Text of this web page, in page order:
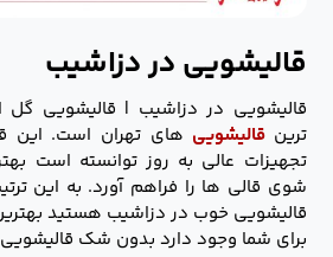
قالیشویی در دزاشیب
قالیشویی در دزاشیب | قالیشویی گل
ترینقالیشویی های تهران است. این
تجهیزات عالی به روز توانسته است
شوی قالی ها را فراهم آورد. به این
قالیشویی خوب در دزاشیب هستید
برای شما وجود دارد بدون شک